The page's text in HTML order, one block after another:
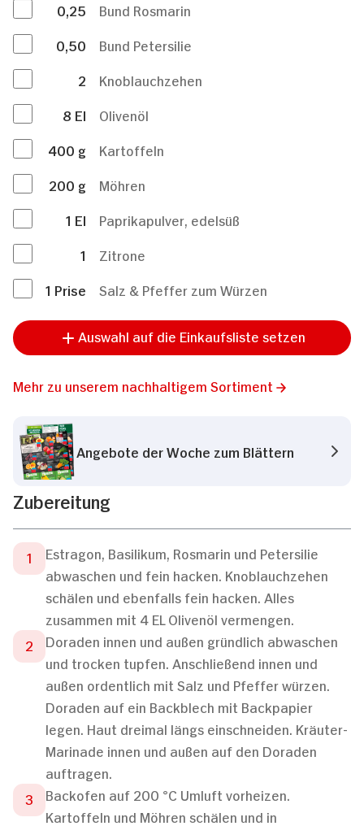
0,25
Bund Rosmarin
0,50
Bund Petersilie
2
Knoblauchzehen
8 El
Olivenöl
400 g
Kartoffeln
200 g
Möhren
1 El
Paprikapulver, edelsüß
1
Zitrone
1 Prise Salz & Pfeffer zum Würzen
Auswahl auf die Einkaufsliste setzen
Mehr zu unserem nachhaltigem Sortiment
Angebote der Woche zum Blättern
Zubereitung
Estragon, Basilikum, Rosmarin und Petersilie
abwaschen und fein hacken. Knoblauchzehen
schälen und ebenfalls fein hacken. Alles
zusammen mit 4 EL Olivenöl vermengen.
Doraden innen und außen gründlich abwaschen
und trocken tupfen. Anschließend innen und
außen ordentlich mit Salz und Pfeffer würzen.
Doraden auf ein Backblech mit Backpapier
legen. Haut dreimal längs einschneiden. Kräuter-
Marinade innen und außen auf den Doraden
auftragen.
Backofen auf 200 °C Umluft vorheizen.
Kartoffeln und Möhren schälen und in